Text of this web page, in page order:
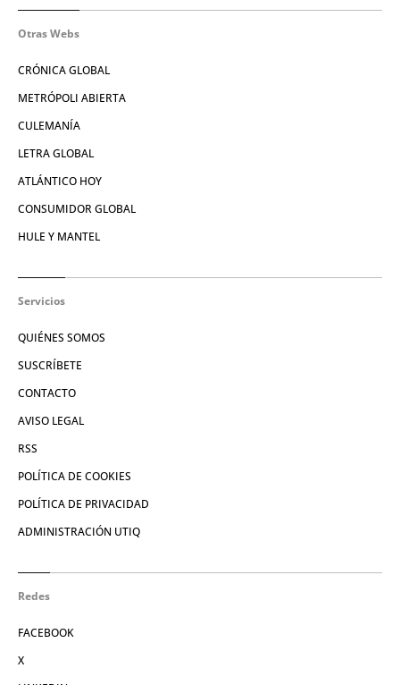
Otras Webs
CRÓNICA GLOBAL
METRÓPOLI ABIERTA
CULEMANÍA
LETRA GLOBAL
ATLÁNTICO HOY
CONSUMIDOR GLOBAL
HULE Y MANTEL
Servicios
QUIÉNES SOMOS
SUSCRÍBETE
CONTACTO
AVISO LEGAL
RSS
POLÍTICA DE COOKIES
POLÍTICA DE PRIVACIDAD
ADMINISTRACIÓN UTIQ
Redes
FACEBOOK
X